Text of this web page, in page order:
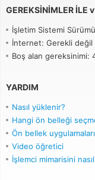
GEREKSINIMLER ILE v
İşletim Sistemi
İnternet: Gerekli değil
Boş alan gereksinimi:
YARDIM
Nasıl yüklenir?
Hangi ön belleği
Ön bellek
Video öğretici
İşlemci mimarisini